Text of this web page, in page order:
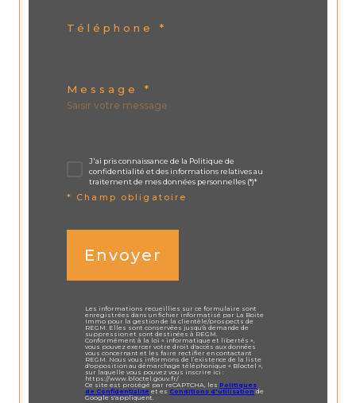
Téléphone *
Message *
J'ai pris connaissance de la Politique de
confidentialité et des informations relatives au
traitement de mes données personnelles (*)*
* Champ obligatoire
Envoyer
Les informations recueillies sur ce formulaire sont
enregistrées dans un fichier informatisé par La Boite
Immo pour la gestion de la clientèle/prospects de
REGM. Elles sont conservées jusqu'à demande de
suppression et sont destinées à REGM.
Conformément à la loi « informatique et libertés »,
vous pouvez exercer votre droit d'accès aux données
vous concernant et les faire rectifier en contactant
REGM. Nous vous informons de l’existence de la liste
d'opposition au démarchage téléphonique « Bloctel »,
sur laquelle vous pouvez vous inscrire ici :
https://www.bloctel.gouv.fr/
Ce site est protégé par reCAPTCHA, lesPolitiques
de Confidentialité et es Conditions d'utilisationde
Google s'appliquent.